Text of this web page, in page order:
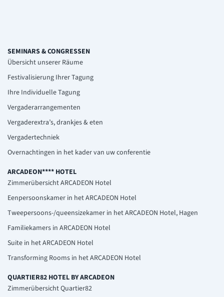
SEMINARS & CONGRESSEN
Übersicht unserer Räume
Festivalisierung Ihrer Tagung
Ihre Individuelle Tagung
Vergaderarrangementen
Vergaderextra’s, drankjes & eten
Vergadertechniek
Overnachtingen in het kader van uw conferentie
ARCADEON**** HOTEL
Zimmerübersicht ARCADEON Hotel
Eenpersoonskamer in het ARCADEON Hotel
Tweepersoons-/queensizekamer in het ARCADEON Hotel, Hagen
Familiekamers in ARCADEON Hotel
Suite in het ARCADEON Hotel
Transforming Rooms in het ARCADEON Hotel
QUARTIER82 HOTEL BY ARCADEON
Zimmerübersicht Quartier82